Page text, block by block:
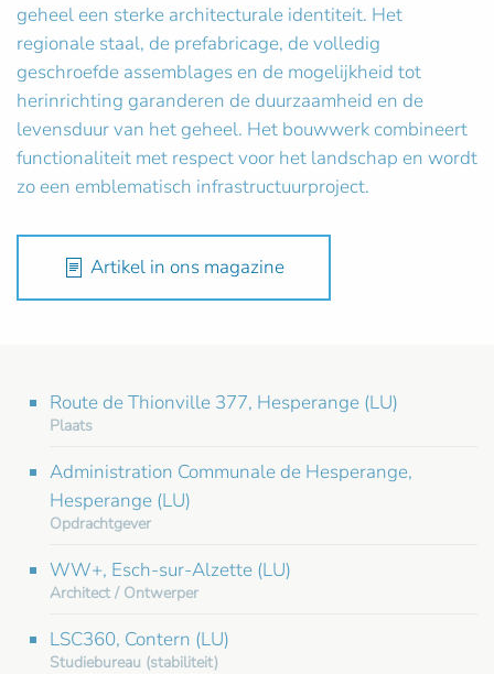
geheel een sterke architecturale identiteit. Het
regionale staal, de prefabricage, de volledig
geschroefde assemblages en de mogelijkheid tot
herinrichting garanderen de duurzaamheid en de
levensduur van het geheel. Het bouwwerk combineert
functionaliteit met respect voor het landschap en wordt
zo een emblematisch infrastructuurproject.
Artikel in ons magazine
Route de Thionville 377, Hesperange (LU)
Plaats
Administration Communale de Hesperange,
Hesperange (LU)
Opdrachtgever
WW+, Esch-sur-Alzette (LU)
Architect / Ontwerper
LSC360, Contern (LU)
Studiebureau (stabiliteit)